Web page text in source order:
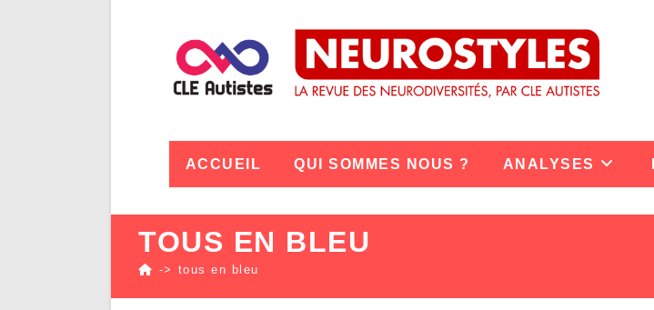
ACCUEIL QUI SOMMES NOUS ? ANALYSES
TOUS EN BLEU
-> tous en bleu